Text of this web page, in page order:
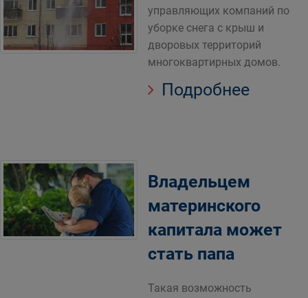
управляющих компаний по
уборке снега с крыш и
дворовых территорий
многоквартирных домов.
Подробнее
Владельцем
материнского
капитала может
стать папа
Такая возможность